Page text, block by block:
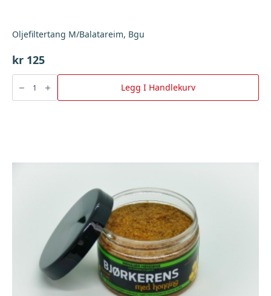
Oljefiltertang M/Balatareim, Bgu
kr 125
Oljefiltertang
M/Balatareim,
Bgu
antall
Legg I Handlekurv